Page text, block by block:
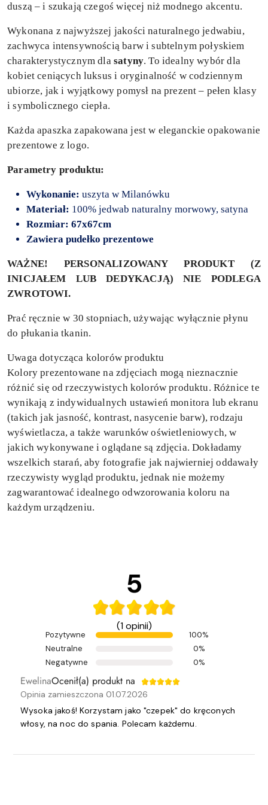
duszą – i szukają czegoś więcej niż modnego akcentu.
Wykonana z najwyższej jakości naturalnego jedwabiu,
zachwyca intensywnością barw i subtelnym połyskiem
charakterystycznym dla satyny. To idealny wybór dla
kobiet ceniących luksus i oryginalność w codziennym
ubiorze, jak i wyjątkowy pomysł na prezent – pełen klasy
i symbolicznego ciepła.
Każda apaszka zapakowana jest w eleganckie opakowanie
prezentowe z logo.
Parametry produktu:
Wykonanie: uszyta w Milanówku
Materiał: 100% jedwab naturalny morwowy, satyna
Rozmiar: 67x67cm
Zawiera pudełko prezentowe
WAŻNE! PERSONALIZOWANY PRODUKT (Z
INICJAŁEM LUB DEDYKACJĄ) NIE PODLEGA
ZWROTOWI.
Prać ręcznie w 30 stopniach, używając wyłącznie płynu
do płukania tkanin.
Uwaga dotycząca kolorów produktu
Kolory prezentowane na zdjęciach mogą nieznacznie
różnić się od rzeczywistych kolorów produktu. Różnice te
wynikają z indywidualnych ustawień monitora lub ekranu
(takich jak jasność, kontrast, nasycenie barw), rodzaju
wyświetlacza, a także warunków oświetleniowych, w
jakich wykonywane i oglądane są zdjęcia. Dokładamy
wszelkich starań, aby fotografie jak najwierniej oddawały
rzeczywisty wygląd produktu, jednak nie możemy
zagwarantować idealnego odwzorowania koloru na
każdym urządzeniu.
5
(1 opinii)
Pozytywne
100%
Neutralne
0%
Negatywne
0%
EwelinaOcenił(a) produkt na
Opinia zamieszczona 01.07.2026
Wysoka jakoś! Korzystam jako "czepek" do kręconych
włosy, na noc do spania. Polecam każdemu.